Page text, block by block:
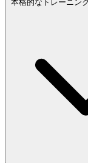
チョークなど）
事の心配なく数時
本格的なトレーニン